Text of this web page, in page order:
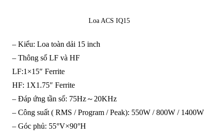
Loa ACS IQ15
– Kiểu: Loa toàn dải 15 inch
– Thông số LF và HF
LF:1×15″ Ferrite
HF: 1X1.75″ Ferrite
– Đáp ứng tần số: 75Hz～20KHz
– Công suất ( RMS / Program / Peak): 550W / 800W / 1400W
– Góc phủ: 55°V×90°H